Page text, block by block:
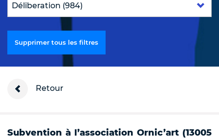
Supprimer tous les filtres
Retour
Subvention à l’association Ornic’art (13005